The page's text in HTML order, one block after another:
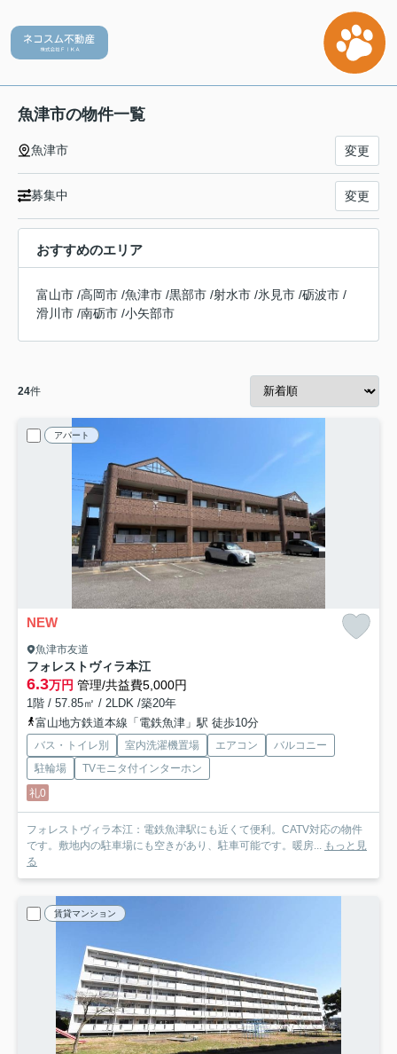
魚津市の物件一覧
魚津市 変更
募集中 変更
おすすめのエリア
富山市 /高岡市 /魚津市 /黒部市 /射水市 /氷見市 /砺波市 /
滑川市 /南砺市 /小矢部市
24件
アパート
NEW
魚津市友道
フォレストヴィラ本江
6.3万円 管理/共益費5,000円
1階 / 57.85㎡ / 2LDK /築20年
富山地方鉄道本線「電鉄魚津」駅 徒歩10分
バス・トイレ別 室内洗濯機置場 エアコン
バルコニー
駐輪場
TVモニタ付インターホン
礼0
フォレストヴィラ本江：電鉄魚津駅にも近くて便利。CATV対応の物件
です。敷地内の駐車場にも空きがあり、駐車可能です。暖房...
もっと見
る
賃貸マンション